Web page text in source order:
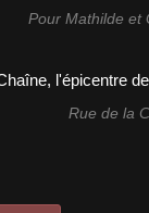
Pour Mathilde et
Rue de la